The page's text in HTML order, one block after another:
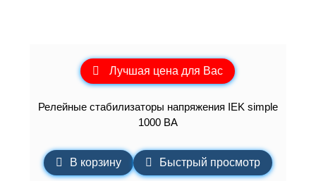
Лучшая цена для Вас
Релейные стабилизаторы напряжения IEK simple
1000 ВА
В корзину Быстрый просмотр